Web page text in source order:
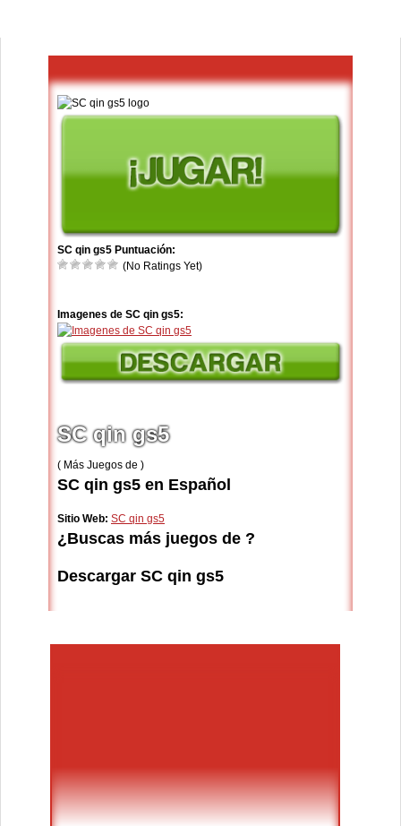
SC qin gs5 Puntuación:
(No Ratings Yet)
Imagenes de SC qin gs5:
SC qin gs5
( Más Juegos de )
SC qin gs5 en Español
Sitio Web: SC qin gs5
¿Buscas más juegos de ?
Descargar SC qin gs5